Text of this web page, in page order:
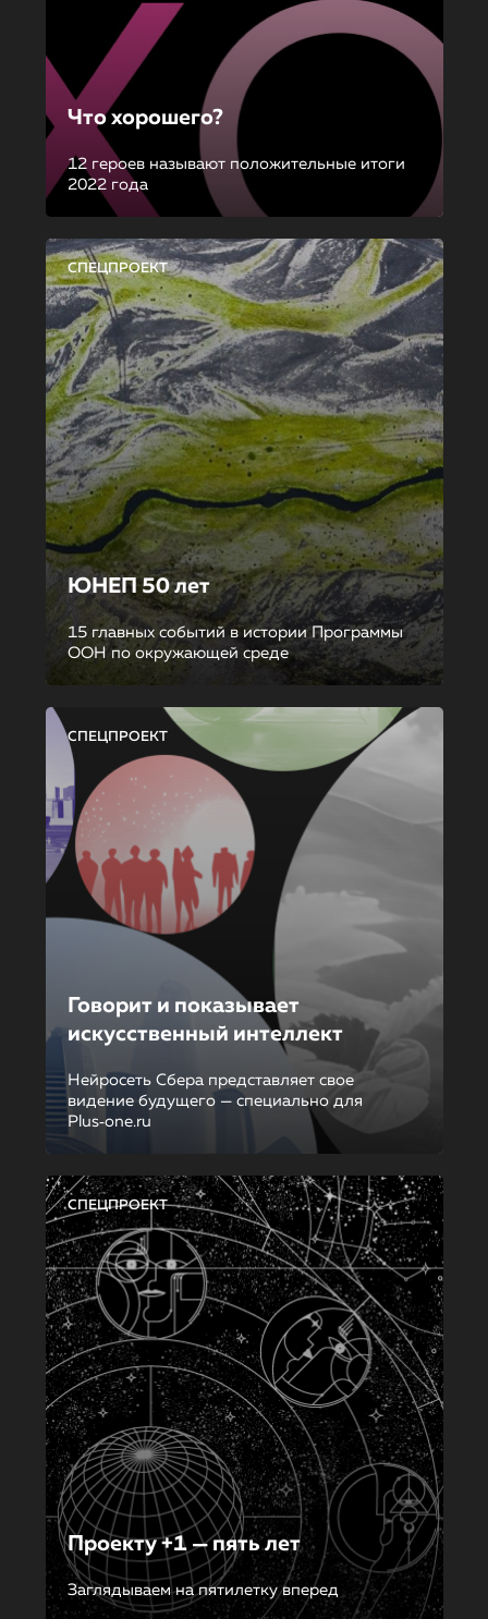
Что хорошего?
12 героев называют положительные итоги
2022 года
СПЕЦПРОЕКТ
ЮНЕП 50 лет
15 главных событий в истории Программы
ООН по окружающей среде
СПЕЦПРОЕКТ
Говорит и показывает
искусственный интеллект
Нейросеть Сбера представляет свое
видение будущего — специально для
Plus‑one.ru
СПЕЦПРОЕКТ
Проекту +1 — пять лет
Заглядываем на пятилетку вперед